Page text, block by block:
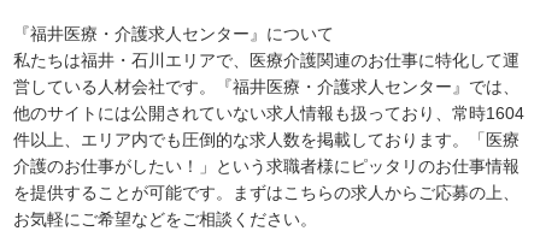
『福井医療・介護求人センター』について
私たちは福井・石川エリアで、医療介護関連のお仕事に特化して運
営している人材会社です。『福井医療・介護求人センター』では、
他のサイトには公開されていない求人情報も扱っており、常時1604
件以上、エリア内でも圧倒的な求人数を掲載しております。「医療
介護のお仕事がしたい！」という求職者様にピッタリのお仕事情報
を提供することが可能です。まずはこちらの求人からご応募の上、
お気軽にご希望などをご相談ください。